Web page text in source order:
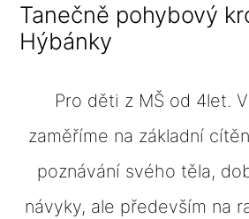
Tanečně pohybový
Hýbánky
Pro děti z MŠ od 4let.
zaměříme na základní
poznávání svého těla,
návyky, ale především na